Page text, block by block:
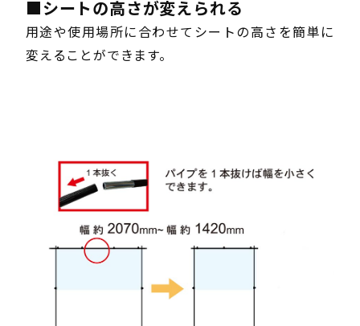
■シートの高さが変えられる
用途や使用場所に合わせてシートの高さを簡単に
変えることができます。